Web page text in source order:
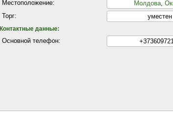
Местоположение:
Молдова,
Торг:
уместен
Контактные данные:
Основной телефон: